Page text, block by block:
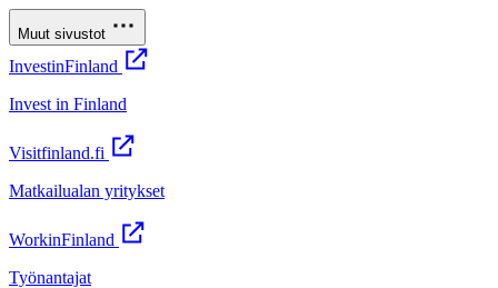
Muut sivustot
InvestinFinland
Invest in Finland
Visitfinland.fi
Matkailualan yritykset
WorkinFinland
Työnantajat